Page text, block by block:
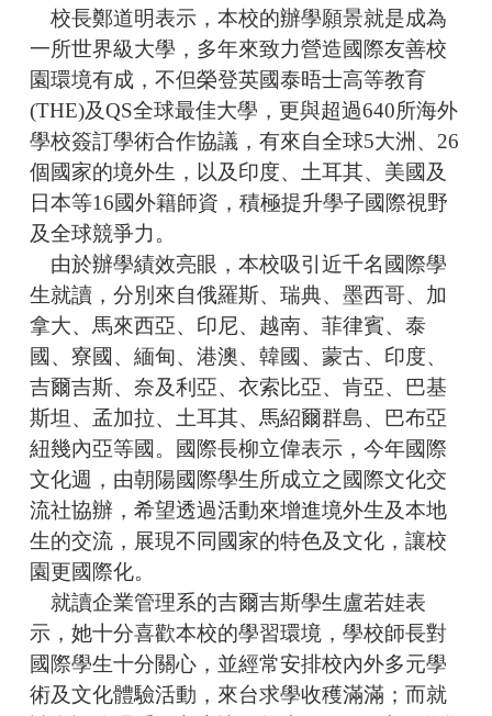
校長鄭道明表示，本校的辦學願景就是成為
一所世界級大學，多年來致力營造國際友善校
園環境有成，不但榮登英國泰晤士高等教育
(THE)及QS全球最佳大學，更與超過640所海外
學校簽訂學術合作協議，有來自全球5大洲、26
個國家的境外生，以及印度、土耳其、美國及
日本等16國外籍師資，積極提升學子國際視野
及全球競爭力。
由於辦學績效亮眼，本校吸引近千名國際學
生就讀，分別來自俄羅斯、瑞典、墨西哥、加
拿大、馬來西亞、印尼、越南、菲律賓、泰
國、寮國、緬甸、港澳、韓國、蒙古、印度、
吉爾吉斯、奈及利亞、衣索比亞、肯亞、巴基
斯坦、孟加拉、土耳其、馬紹爾群島、巴布亞
紐幾內亞等國。國際長柳立偉表示，今年國際
文化週，由朝陽國際學生所成立之國際文化交
流社協辦，希望透過活動來增進境外生及本地
生的交流，展現不同國家的特色及文化，讓校
園更國際化。
就讀企業管理系的吉爾吉斯學生盧若娃表
示，她十分喜歡本校的學習環境，學校師長對
國際學生十分關心，並經常安排校內外多元學
術及文化體驗活動，來台求學收穫滿滿；而就